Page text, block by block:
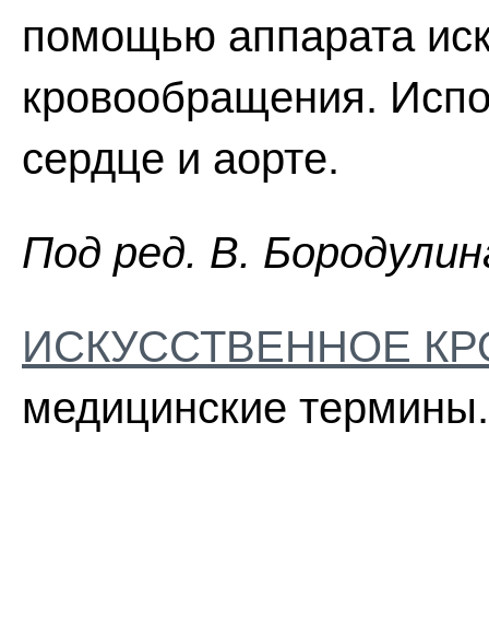
помощью аппарата
кровообращения.
сердце и аорте.
Пoд peд. B.
ИСКУССТВЕННОЕ
медицинские